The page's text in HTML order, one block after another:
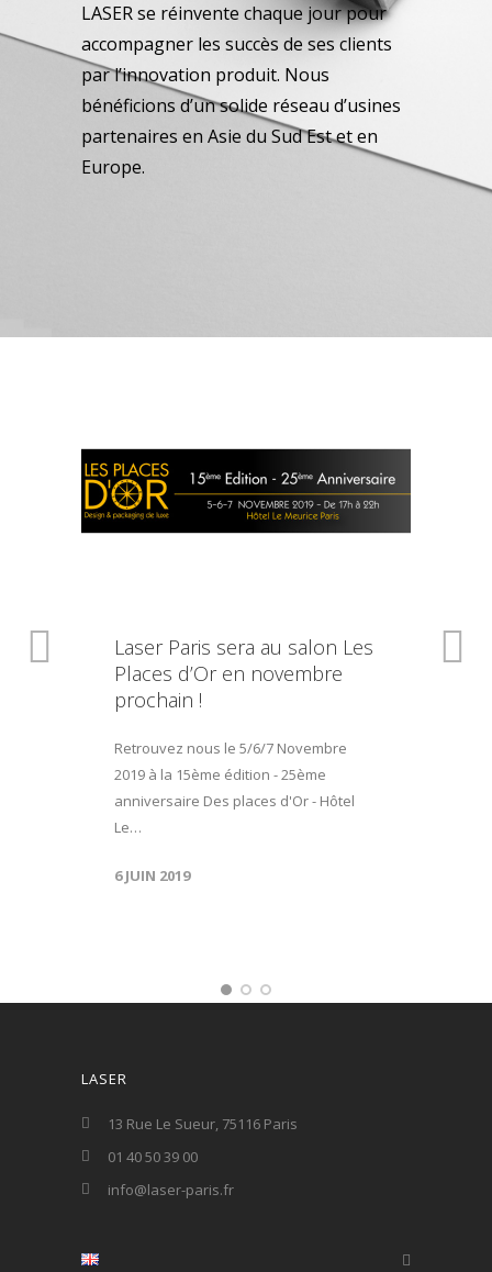
LASER se réinvente chaque jour pour
accompagner les succès de ses clients
par l’innovation produit. Nous
bénéficions d’un solide réseau d’usines
partenaires en Asie du Sud Est et en
Europe.
Laser Paris sera au salon Les
Places d’Or en novembre
prochain !
Retrouvez nous le 5/6/7 Novembre
2019 à la 15ème édition - 25ème
anniversaire Des places d'Or - Hôtel
Le…
6 JUIN 2019
LASER
13 Rue Le Sueur, 75116 Paris
01 40 50 39 00
info@laser-paris.fr